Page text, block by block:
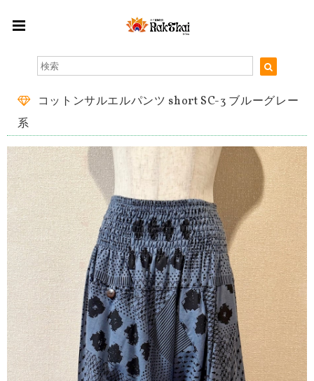
コットンサルエルパンツ short SC-3 ブルーグレー
系